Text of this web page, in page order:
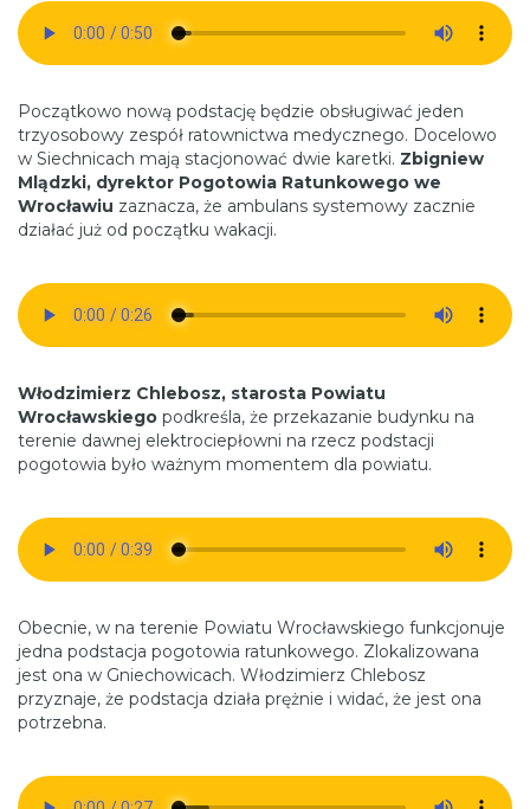
Początkowo nową podstację będzie obsługiwać jeden
trzyosobowy zespół ratownictwa medycznego. Docelowo
w Siechnicach mają stacjonować dwie karetki. Zbigniew
Mlądzki, dyrektor Pogotowia Ratunkowego we
Wrocławiu zaznacza, że ambulans systemowy zacznie
działać już od początku wakacji.
Włodzimierz Chlebosz, starosta Powiatu
Wrocławskiego podkreśla, że przekazanie budynku na
terenie dawnej elektrociepłowni na rzecz podstacji
pogotowia było ważnym momentem dla powiatu.
Obecnie, w na terenie Powiatu Wrocławskiego funkcjonuje
jedna podstacja pogotowia ratunkowego. Zlokalizowana
jest ona w Gniechowicach. Włodzimierz Chlebosz
przyznaje, że podstacja działa prężnie i widać, że jest ona
potrzebna.